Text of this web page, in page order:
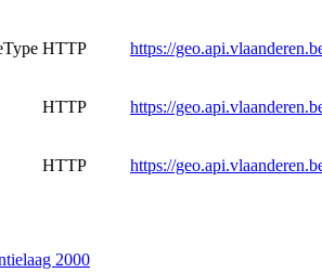
HTTP https://
HTTP https://
HTTP https://
2000